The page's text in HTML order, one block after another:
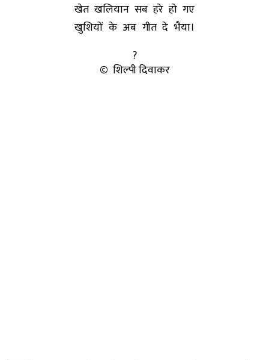
खेत खलियान सब हरे हो गए
खुशियों के अब गीत दे भैया।
?
© शिल्पी दिवाकर